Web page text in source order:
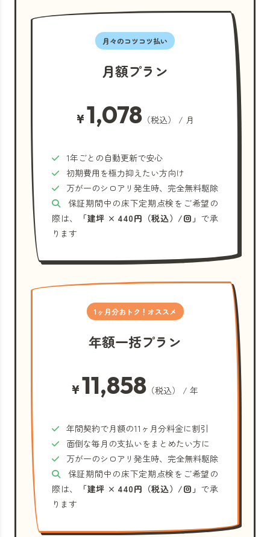
月々のコツコツ払い
月額プラン
¥1,078（税込） / 月
1年ごとの自動更新で安心
初期費用を極力抑えたい方向け
万が一のシロアリ発生時、完全無料駆除
保証期間中の床下定期点検をご希望の
際は、
「建坪 × 440円（税込）/回」 で承
ります
1ヶ月分おトク！オススメ
年額一括プラン
¥11,858 （税込） / 年
年間契約で月額の11ヶ月分料金に割引
面倒な毎月の支払いをまとめたい方に
万が一のシロアリ発生時、完全無料駆除
保証期間中の床下定期点検をご希望の
際は、
「建坪 × 440円（税込）/回」 で承
ります